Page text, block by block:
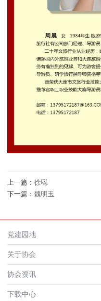
上一篇： 徐聪
下一篇： 魏明玉
党建园地
关于协会
协会资讯
下载中心